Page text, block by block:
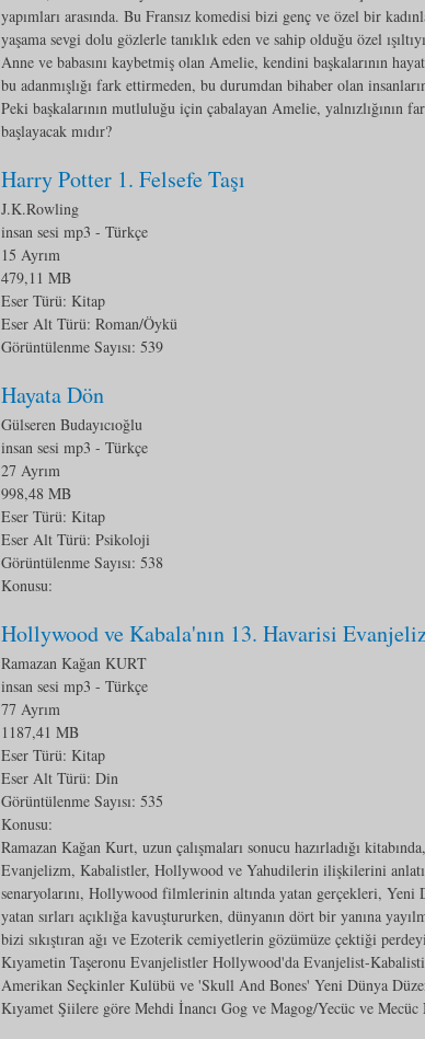
yapımları arasında. Bu Fransız komedisi bizi genç ve özel bir
yaşama sevgi dolu gözlerle tanıklık eden ve sahip olduğu özel
Anne ve babasını kaybetmiş olan Amelie, kendini başkalarının
bu adanmışlığı fark ettirmeden, bu durumdan bihaber olan
Peki başkalarının mutluluğu için çabalayan Amelie, yalnızlığının
başlayacak mıdır?
Harry Potter 1. Felsefe Taşı
J.K.Rowling
insan sesi mp3 - Türkçe
15 Ayrım
479,11 MB
Eser Türü: Kitap
Eser Alt Türü: Roman/Öykü
Görüntülenme Sayısı: 539
Hayata Dön
Gülseren Budayıcıoğlu
insan sesi mp3 - Türkçe
27 Ayrım
998,48 MB
Eser Türü: Kitap
Eser Alt Türü: Psikoloji
Görüntülenme Sayısı: 538
Konusu:
Hollywood ve Kabala'nın 13. Havarisi
Ramazan Kağan KURT
insan sesi mp3 - Türkçe
77 Ayrım
1187,41 MB
Eser Türü: Kitap
Eser Alt Türü: Din
Görüntülenme Sayısı: 535
Konusu:
Ramazan Kağan Kurt, uzun çalışmaları sonucu hazırladığı
Evanjelizm, Kabalistler, Hollywood ve Yahudilerin ilişkilerini
senaryolarını, Hollywood filmlerinin altında yatan gerçekleri,
yatan sırları açıklığa kavuştururken, dünyanın dört bir yanına
bizi sıkıştıran ağı ve Ezoterik cemiyetlerin gözümüze çektiği
Kıyametin Taşeronu Evanjelistler Hollywood'da Evanjelist-
Amerikan Seçkinler Kulübü ve 'Skull And Bones' Yeni Dünya
Kıyamet Şiilere göre Mehdi İnancı Gog ve Magog/Yecüc ve